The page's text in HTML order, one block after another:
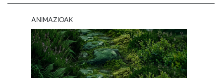
ANIMAZIOAK